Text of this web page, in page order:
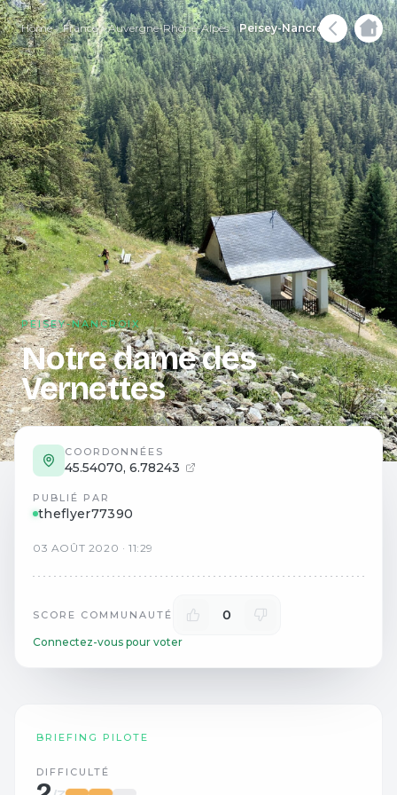
Home France Auvergne-Rhône-Alpes Peisey-Nancroix
PEISEY-NANCROIX
Notre dame des
Vernettes
COORDONNÉES
45.54070, 6.78243
PUBLIÉ PAR
theflyer77390
03 AOÛT 2020 ·11:29
SCORE COMMUNAUTÉ 0
Connectez-vous pour voter
BRIEFING PILOTE
DIFFICULTÉ